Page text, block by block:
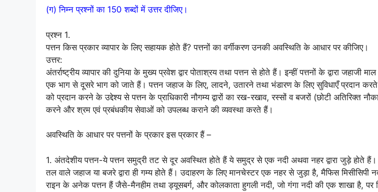
(ग) निम्न प्रश्नों का 150 शब्दों में उत्तर दीजिए।
प्रश्न 1.
पत्तन किस प्रकार व्यापार के लिए सहायक होते हैं? पत्तनों का वर्गीकरण उनकी अवस्थिति के आधार पर कीजिए।
उत्तर:
अंतर्राष्ट्रीय व्यापार की दुनिया के मुख्य प्रवेश द्वार पोताश्रय तथा पत्तन से होते हैं। इन्हीं पत्तनों के द्वारा जहाजी
एक भाग से दूसरे भाग को जाते हैं। पत्तन जहाज के लिए, लादने, उतारने तथा भंडारण के लिए सुविधाएँ प्रदान
को प्रदान करने के उद्देश्य से पत्तन के प्राधिकारी नौगम्य द्वारों का रख-रखाव, रस्सों व बजरों (छोटी अतिरिक्त
करने और श्रम एवं प्रबंधकीय सेवाओं को उपलब्ध कराने की व्यवस्था करते हैं।
अवस्थिति के आधार पर पत्तनों के प्रकार इस प्रकार हैं –
1. अंतदेशीय पत्तन-ये पत्तन समुद्री तट से दूर अवस्थित होते हैं ये समुद्र से एक नदी अथवा नहर द्वारा जुड़े होते हैं।
तल वाले जहाज या बजरे द्वारा ही गम्य होते हैं। उदाहरण के लिए मानचेस्टर एक नहर से जुड़ा है, मैफिस मिसीसिपी
राइन के अनेक पत्तन हैं जैसे-मैनहीम तथा ड्यूसबर्ग, और कोलकाता हुगली नदी, जो गंगा नदी की एक शाखा है, पर